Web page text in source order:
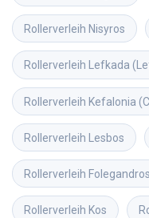
Rollerverleih Nisyros
Rollerverleih Lefkada
Rollerverleih Kefalonia
Rollerverleih Lesbos
Rollerverleih Folegandros
Rollerverleih Kos